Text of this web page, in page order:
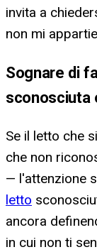
invita a
non mi
Sognare di
sconosciuta
Se il letto che
che non
— l'attenzione
letto
ancora
in cui non ti